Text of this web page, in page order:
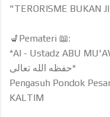
"TERORISME BUKAN
💺Pemateri 📖:
*Al - Ustadz ABU
حفظه الله تعالى*
Pengasuh Pondok
KALTIM